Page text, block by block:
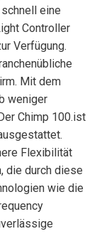
eine
Controller
Verfügung.
Mit dem
weniger
Chimp 100.ist
Flexibilität
die durch diese
wie die